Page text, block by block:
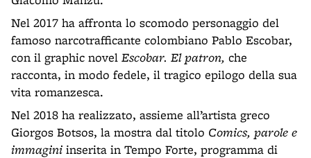
Nel 2017 ha affronta lo scomodo personaggio del
famoso narcotrafficante colombiano Pablo Escobar,
con il graphic novel Escobar. El patron, che
racconta, in modo fedele, il tragico epilogo della sua
vita romanzesca.
Nel 2018 ha realizzato, assieme all’artista greco
Giorgos Botsos, la mostra dal titolo Comics, parole e
immagini inserita in Tempo Forte, programma di